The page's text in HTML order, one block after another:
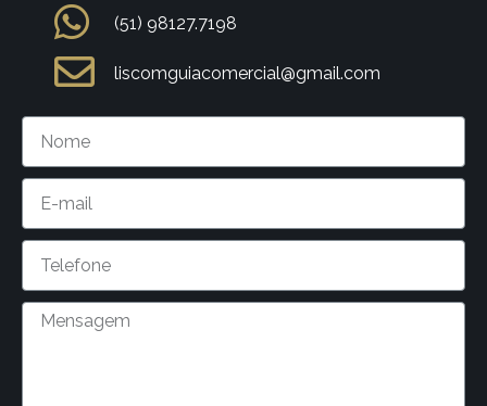
(51) 98127.7198
liscomguiacomercial@gmail.com